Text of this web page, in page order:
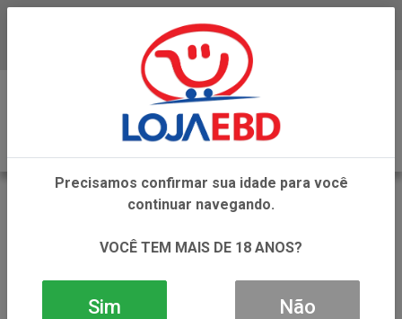
Baixe já nosso APP
SNACKS
AMENDOINS
Precisamos confirmar sua idade para você
continuar navegando.
VOCÊ TEM MAIS DE 18 ANOS?
Sim Não